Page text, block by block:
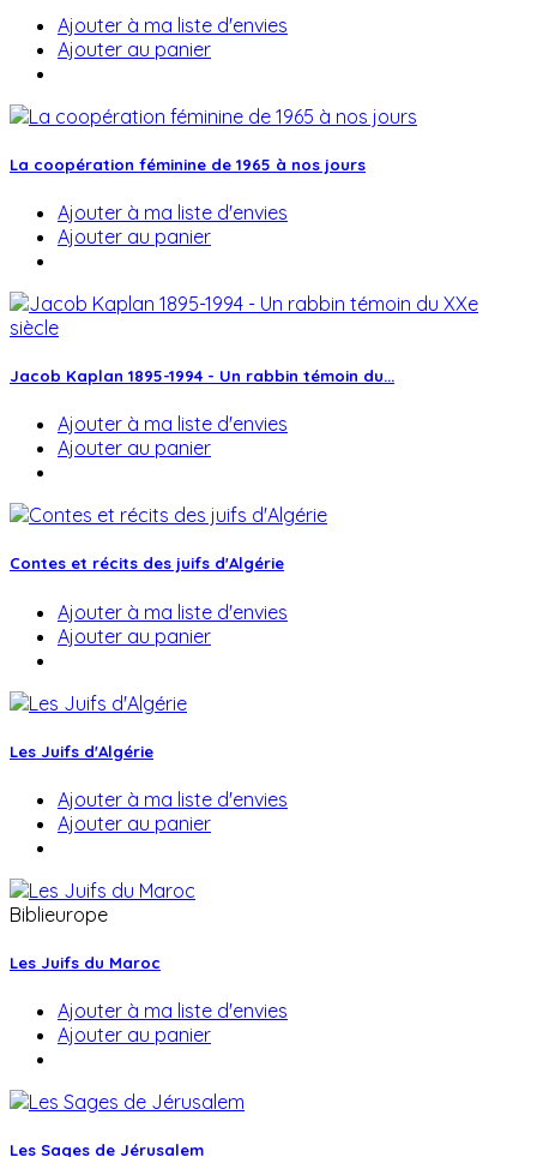
Ajouter à ma liste d'envies
Ajouter au panier
La coopération féminine de 1965 à nos jours
Ajouter à ma liste d'envies
Ajouter au panier
Jacob Kaplan 1895-1994 - Un rabbin témoin du...
Ajouter à ma liste d'envies
Ajouter au panier
Contes et récits des juifs d'Algérie
Ajouter à ma liste d'envies
Ajouter au panier
Les Juifs d'Algérie
Ajouter à ma liste d'envies
Ajouter au panier
Biblieurope
Les Juifs du Maroc
Ajouter à ma liste d'envies
Ajouter au panier
Les Sages de Jérusalem